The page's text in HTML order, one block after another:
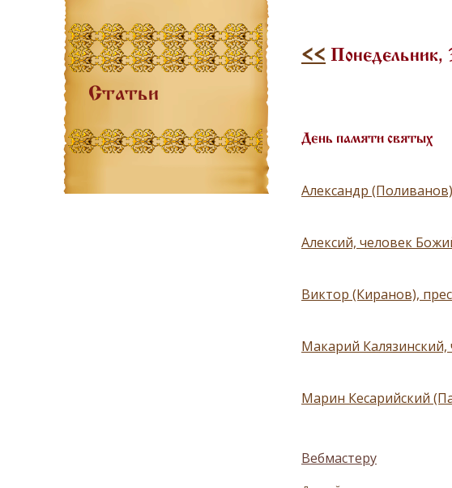
Статьи
<<
День памяти святых
Александр
Алексий, человек
Виктор (Киранов),
Макарий
Марин Кесарийский
Вебмастеру